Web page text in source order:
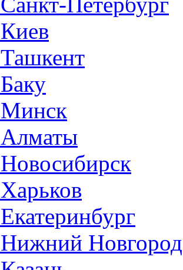
Киев
Ташкент
Баку
Минск
Алматы
Новосибирск
Харьков
Екатеринбург
Нижний Новгород